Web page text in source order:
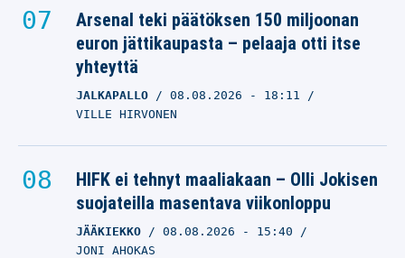
Arsenal teki päätöksen 150 miljoonan
euron jättikaupasta – pelaaja otti itse
yhteyttä
JALKAPALLO 08.08.2026 - 18:11
VILLE HIRVONEN
HIFK ei tehnyt maaliakaan – Olli Jokisen
suojateilla masentava viikonloppu
JÄÄKIEKKO 08.08.2026 - 15:40
JONI AHOKAS